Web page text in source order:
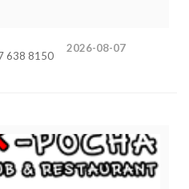
(146 sumach st, Toronto)연
부탁드립니다체크수령 가능
한건 경력에 따라 면접때 논의
638 8150
2026-08-07